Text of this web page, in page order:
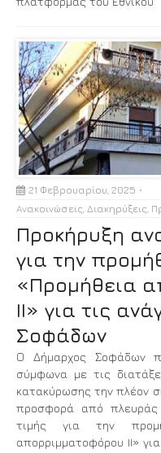
21 Φεβρουαρίου, 2025
Ανακοινώσεις Διακηρύξεις
Προκήρυξη
για την
«Προμήθεια
II» για τις
Σοφάδων
Ο Δήμαρχος Σοφάδων
σύμφωνα με τις
κατακύρωσης την πλέον
προσφορά από πλευράς
τιμής για την
απορριμματοφόρου II»